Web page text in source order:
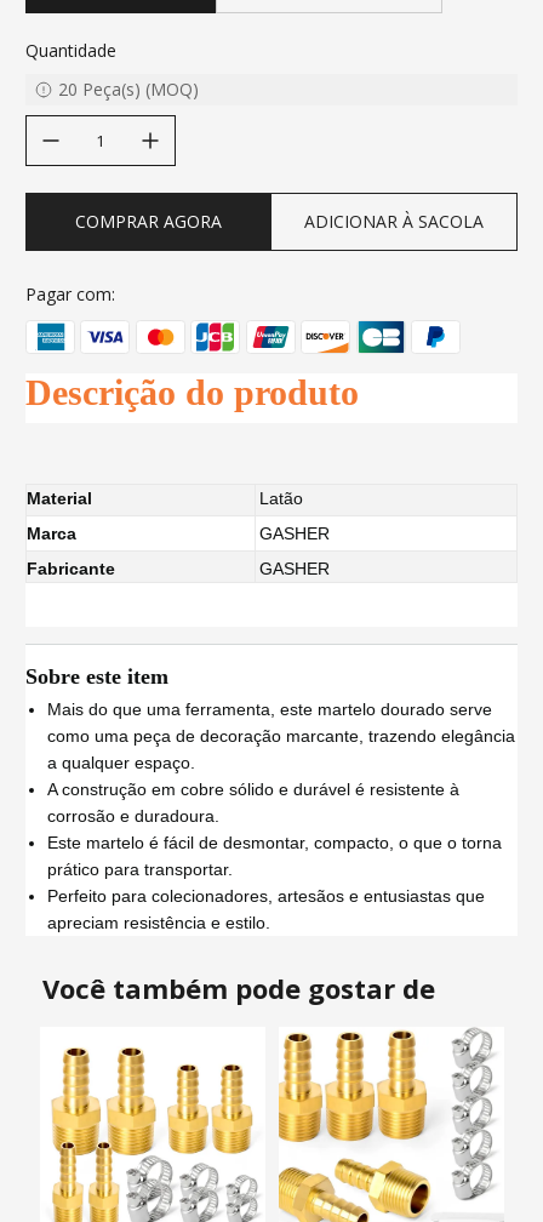
Quantidade
20 Peça(s) (MOQ)
COMPRAR AGORA ADICIONAR À SACOLA
Pagar com:
Descrição do produto
Material
Latão
Marca
GASHER
Fabricante
GASHER
Sobre este item
Mais do que uma ferramenta, este martelo dourado serve
como uma peça de decoração marcante, trazendo elegância
a qualquer espaço.
A construção em cobre sólido e durável é resistente à
corrosão e duradoura.
Este martelo é fácil de desmontar, compacto, o que o torna
prático para transportar.
Perfeito para colecionadores, artesãos e entusiastas que
apreciam resistência e estilo.
Você também pode gostar de